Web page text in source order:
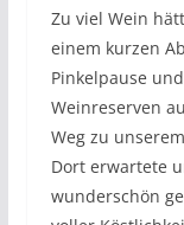
Zu viel Wein
einem kurzen
Pinkelpause
Weinreserven
Weg zu
Dort erwartete
wunderschön